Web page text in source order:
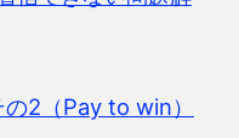
2（Pay to win）